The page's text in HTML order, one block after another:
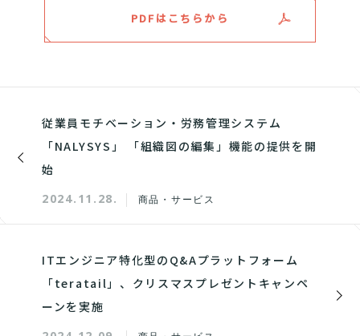
PDFはこちらから
従業員モチベーション・労務管理システム
「NALYSYS」 「組織図の編集」機能の提供を開
始
2024.11.28. 商品・サービス
ITエンジニア特化型のQ&Aプラットフォーム
「teratail」、クリスマスプレゼントキャンペ
ーンを実施